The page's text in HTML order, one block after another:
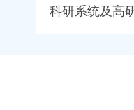
-新华网
吧_东方财富网股吧
_同程旅游公交
关员求职】-昆明58同城
息】-兰州搜狐焦点网
闻_腾讯网
科研系统及高